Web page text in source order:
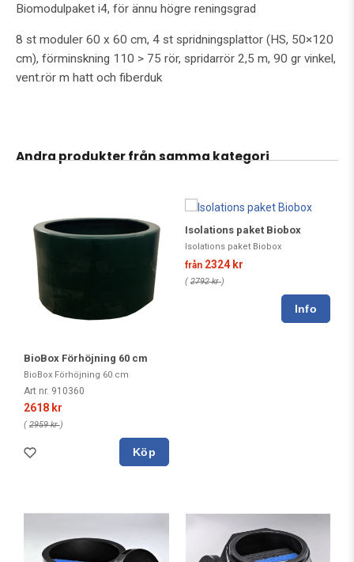
Biomodulpaket i4, för ännu högre reningsgrad
8 st moduler 60 x 60 cm, 4 st spridningsplattor (HS, 50×120
cm), förminskning 110 > 75 rör, spridarrör 2,5 m, 90 gr vinkel,
vent.rör m hatt och fiberduk
Andra produkter från samma kategori
BioBox Förhöjning 60 cm
BioBox Förhöjning 60 cm
Art nr. 910360
2618 kr
( 2959 kr)
Köp
Isolations paket Biobox
Isolations paket Biobox
från 2324 kr
( 2792 kr)